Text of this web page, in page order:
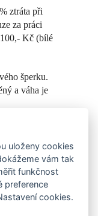
ztráta při
za práci
Kč (bílé
šperku.
a váha je
uloženy cookies
vám tak
funkčnost
preference
cookies.